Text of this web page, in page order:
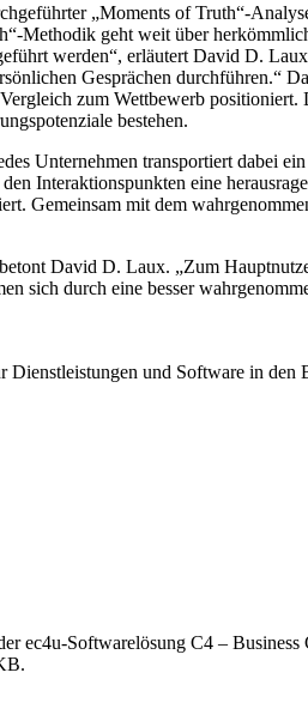
„Moments of Truth“-
Methodik geht weit über
werden“, erläutert David D.
Gesprächen durchführen.“
zum Wettbewerb positioniert.
bestehen.
Unternehmen transportiert dabei
Interaktionspunkten eine
Gemeinsam mit dem
David D. Laux. „Zum
sich durch eine besser
und Software in den
ec4u-Softwarelösung C4 – Business